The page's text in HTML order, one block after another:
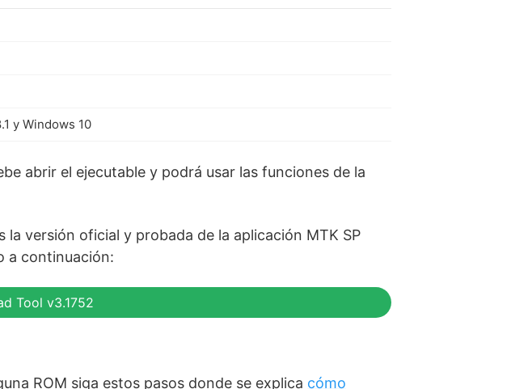
y Windows 10
abrir el ejecutable y podrá usar las funciones de la
la versión oficial y probada de la aplicación MTK SP
a continuación:
Tool v3.1752
ROM siga estos pasos donde se explica cómo